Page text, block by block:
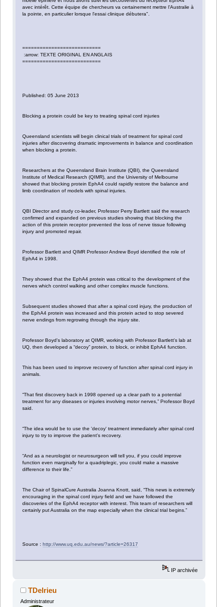
avec intérêt. Cette équipe de chercheurs va certainement mettre l'Australie à
la pointe, en particulier lorsque l'essai clinique débutera".
===========================
:arrow: TEXTE ORIGINAL EN ANGLAIS
===========================
Published: 05 June 2013
Blocking a protein could be key to treating spinal cord injuries
Queensland scientists will begin clinical trials of treatment for spinal cord
injuries after discovering dramatic improvements in balance and coordination
when blocking a protein.
Researchers at the Queensland Brain Institute (QBI), the Queensland
Institute of Medical Research (QIMR), and the University of Melbourne
showed that blocking protein EphA4 could rapidly restore the balance and
limb coordination of models with spinal injuries.
QBI Director and study co-leader, Professor Perry Bartlett said the research
confirmed and expanded on previous studies showing that blocking the
action of this protein receptor prevented the loss of nerve tissue following
injury and promoted repair.
Professor Bartlett and QIMR Professor Andrew Boyd identified the role of
EphA4 in 1998.
They showed that the EphA4 protein was critical to the development of the
nerves which control walking and other complex muscle functions.
Subsequent studies showed that after a spinal cord injury, the production of
the EphA4 protein was increased and this protein acted to stop severed
nerve endings from regrowing through the injury site.
Professor Boyd's laboratory at QIMR, working with Professor Bartlett's lab at
UQ, then developed a “decoy” protein, to block, or inhibit EphA4 function.
This has been used to improve recovery of function after spinal cord injury in
animals.
“That first discovery back in 1998 opened up a clear path to a potential
treatment for any diseases or injuries involving motor nerves,” Professor Boyd
said.
“The idea would be to use the 'decoy' treatment immediately after spinal cord
injury to try to improve the patient's recovery.
“And as a neurologist or neurosurgeon will tell you, if you could improve
function even marginally for a quadriplegic, you could make a massive
difference to their life.”
The Chair of SpinalCure Australia Joanna Knott, said, “This news is extremely
encouraging in the spinal cord injury field and we have followed the
discoveries of the EphA4 receptor with interest. This team of researchers will
certainly put Australia on the map especially when the clinical trial begins.”
Source : http://www.uq.edu.au/news/?article=26317
IP archivée
TDelrieu
Administrateur